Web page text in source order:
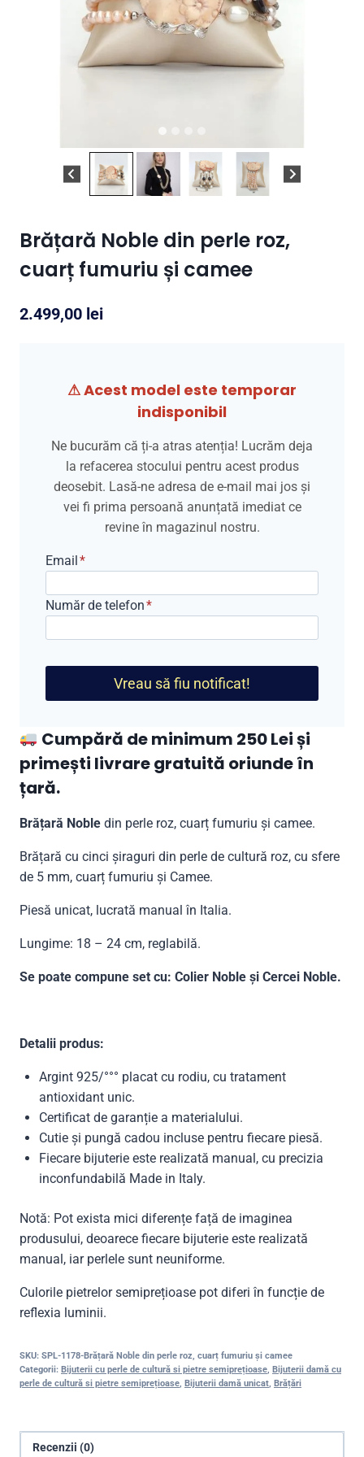
Brățară Noble din perle roz,
cuarț fumuriu și camee
2.499,00 lei
⚠ Acest model este temporar
indisponibil
Ne bucurăm că ți-a atras atenția! Lucrăm deja
la refacerea stocului pentru acest produs
deosebit. Lasă-ne adresa de e-mail mai jos și
vei fi prima persoană anunțată imediat ce
revine în magazinul nostru.
Email*
Număr de telefon*
Vreau să fiu notificat!
Cumpără de minimum 250 Lei și
primești livrare gratuită oriunde în
țară.
Brățară Noble din perle roz, cuarț fumuriu și camee.
Brățară cu cinci șiraguri din perle de cultură roz, cu sfere
de 5 mm, cuarț fumuriu și Camee.
Piesă unicat, lucrată manual în Italia.
Lungime: 18 – 24 cm, reglabilă.
Se poate compune set cu: Colier Noble și Cercei Noble.
Detalii produs:
Argint 925/°°° placat cu rodiu, cu tratament
antioxidant unic.
Certificat de garanție a materialului.
Cutie și pungă cadou incluse pentru fiecare piesă.
Fiecare bijuterie este realizată manual, cu precizia
inconfundabilă Made in Italy.
Notă: Pot exista mici diferențe față de imaginea
produsului, deoarece fiecare bijuterie este realizată
manual, iar perlele sunt neuniforme.
Culorile pietrelor semiprețioase pot diferi în funcție de
reflexia luminii.
SKU: SPL-1178-Brățară Noble din perle roz, cuarț fumuriu și camee
Categorii: Bijuterii cu perle de cultură si pietre semiprețioase, Bijuterii damă cu
perle de cultură si pietre semiprețioase, Bijuterii damă unicat, Brățări
Recenzii (0)